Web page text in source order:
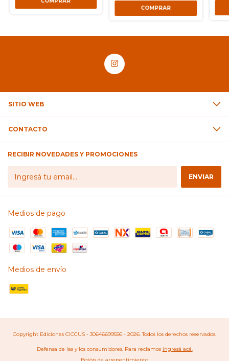
SITIO WEB
CONTACTO
RECIBIR NOVEDADES Y PROMOCIONES
Medios de pago
Medios de envío
Copyright Ediciones CICCUS - 30646699556 - 2026. Todos los derechos reservados.
Defensa de las y los consumidores. Para reclamos ingresá acá.
Botón de arrepentimiento